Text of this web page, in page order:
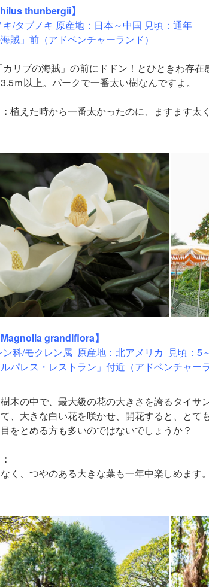
thunbergii】
/タブノキ 原産地：日本～中国 見頃：通年
賊」前（アドベンチャーランド）
リブの海賊」の前にドドン！とひときわ存在
ｍ以上。パークで一番太い樹なんですよ。
植えた時から一番太かったのに、ますます太
Magnolia grandiflora】
ン科/モクレン属 原産地：北アメリカ 見頃：5
パレス・レストラン」付近（アドベンチャーラ
木の中で、最大級の花の大きさを誇るタイサン
、大きな白い花を咲かせ、開花すると、とて
をとめる方も多いのではないでしょうか？
く、つやのある大きな葉も一年中楽しめます。